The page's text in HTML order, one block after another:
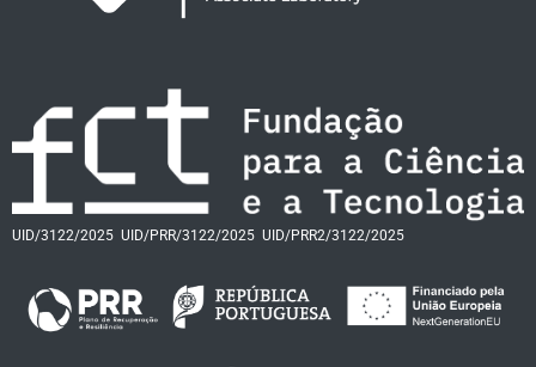
UID/3122/2025 UID/PRR/3122/2025 UID/PRR2/3122/2025